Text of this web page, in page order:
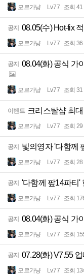
모르가냥 Lv.77 조회 41
공지 08.05(수) Hot-fix
모르가냥 Lv.77 조회 36
공지 08.04(화) 공식 가
모르가냥 Lv.77 조회 31
이벤트 크리스탈샵 최
모르가냥 Lv.77 조회 29
공지 빛의영자 '다함께
모르가냥 Lv.77 조회 28
공지 '다함께 팦14파티'
모르가냥 Lv.77 조회
공지 08.04(화) 공식 가
모르가냥 Lv.77 조회
공지 07.28(화) V7.55
모르가냥 Lv.77 조회